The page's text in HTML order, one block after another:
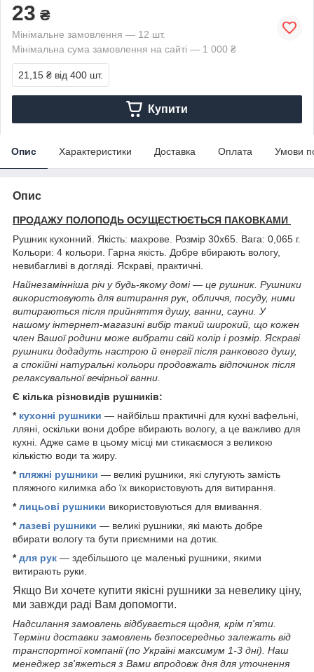
23 ₴
Мінімальне замовлення — 12 шт.
Мінімальна сума замовлення на сайті — 1 000 ₴
21,15 ₴ від 400 шт.
Купити
Опис Характеристики Доставка Оплата Умови
Опис
ПРОДАЖУ ПОЛОПОДЬ ОСУЩЕСТЮЄТЬСЯ ПАКОВКАМИ
Рушник кухонний. Якість: махрове. Розмір 30х65. Вага: 0,065 г.
Кольори: 4 кольори. Гарна якість. Добре вбирають вологу,
невибагливі в догляді. Яскраві, практичні.
Найнезамінніша річ у будь-якому домі — це рушник. Рушники
використовують для витирання рук, обличчя, посуду, ними
витираються після прийняття душу, ванни, сауни. У
нашому інтернет-магазині вибір такий широкий, що кожен
член Вашої родини може вибрати свій колір і розмір. Яскраві
рушники додадуть настрою й енергії після ранкового душу,
а спокійні натуральні кольори продовжать відпочинок після
релаксувальної вечірньої ванни.
Є кілька різновидів рушників:
* кухонні рушники — найбільш практичні для кухні вафельні,
лляні, оскільки вони добре вбирають вологу, а це важливо для
кухні. Адже саме в цьому місці ми стикаємося з великою
кількістю води та жиру.
* пляжні рушники — великі рушники, які слугують замість
пляжного килимка або їх використовують для витирання.
*лицьові рушники використовуються для вмивання.
*лазеві рушники — великі рушники, які мають добре
вбирати вологу та бути приємними на дотик.
*для рук — здебільшого це маленькі рушники, якими
витирають руки.
Якщо Ви хочете купити якісні рушники за невелику ціну,
ми завжди раді Вам допомогти.
Надсилання замовлень відбувається щодня, крім п'яти
Терміни доставки замовлень безпосередньо залежать від
транспортної компанії (по Україні максимум 1-3 дні). Наш
менеджер зв'яжеться з Вами впродовж дня для уточнення